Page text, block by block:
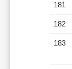
181
182
183